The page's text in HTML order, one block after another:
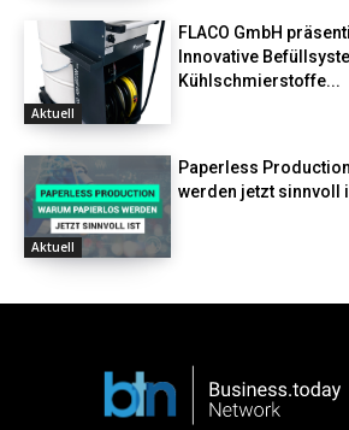
Aktuell
FLACO GmbH
Innovative
Kühlschmierstoffe...
Aktuell
Paperless
werden jetzt sinnvoll